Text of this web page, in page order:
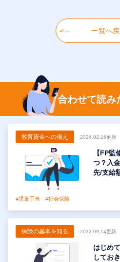
一覧へ
合わせて読み
教育資金への備え 2024.02.16更新
【FP
つ？入
先/支給
#児童手当 #社会保障
保険の基本を知る 2023.09.14更新
はじめ
してお